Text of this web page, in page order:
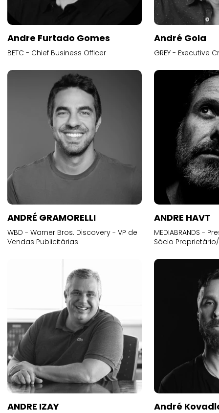
Andre Furtado Gomes
BETC - Chief Business Officer
André Gola
GREY - Executive
ANDRÉ GRAMORELLI
WBD - Warner Bros. Discovery - VP de
Vendas Publicitárias
ANDRE HAVT
MEDIABRANDS -
Sócio
ANDRE IZAY André